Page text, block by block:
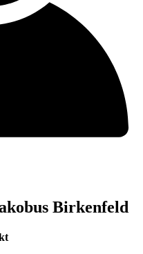
Birkenfeld